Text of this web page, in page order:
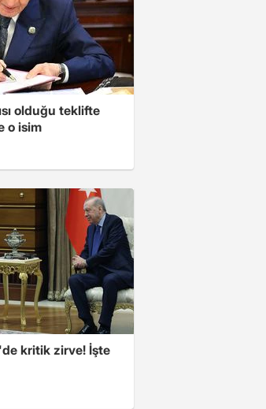
olduğu teklifte
o isim
kritik zirve! İşte